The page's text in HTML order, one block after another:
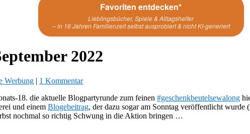
Favoriten entdecken*
Lieblingsbücher, Spiele & Alltagshelfer
– in 16 Jahren Familienzeit selbst ausprobiert & nicht KI-generiert
2022
Werbung | 1 Kommentar
18. die aktuelle Blogpartyrunde zum feinen #geschenkbeutelsewalong
und einem Blogebeitrag, der dazu sogar am Sonntag veröffentlicht
nochmal so richtig Schwung in die Aktion bringen …